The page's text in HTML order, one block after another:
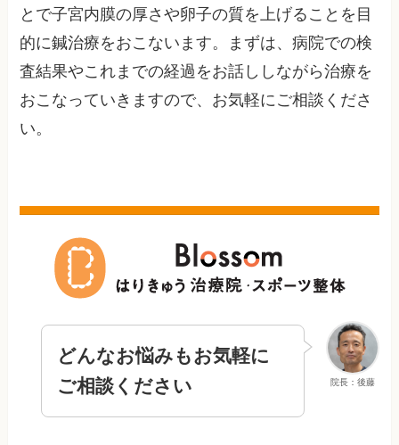
とで子宮内膜の厚さや卵子の質を上げることを目
的に鍼治療をおこないます。まずは、病院での検
査結果やこれまでの経過をお話ししながら治療を
おこなっていきますので、お気軽にご相談くださ
い。
院長：後藤
どんなお悩みもお気軽に
ご相談ください